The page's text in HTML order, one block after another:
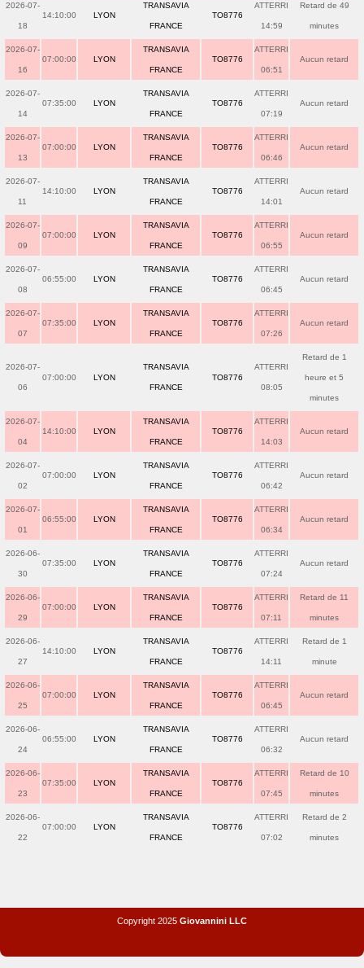
2026-07-
18
14:10:00 LYON
TRANSAVIA
FRANCE
TO8776
ATTERRI
14:59
Retard de 49
minutes
2026-07-
16
07:00:00 LYON
TRANSAVIA
FRANCE
TO8776
ATTERRI
06:51
Aucun retard
2026-07-
14
07:35:00 LYON
TRANSAVIA
FRANCE
TO8776
ATTERRI
07:19
Aucun retard
2026-07-
13
07:00:00 LYON
TRANSAVIA
FRANCE
TO8776
ATTERRI
06:46
Aucun retard
2026-07-
11
14:10:00 LYON
TRANSAVIA
FRANCE
TO8776
ATTERRI
14:01
Aucun retard
2026-07-
09
07:00:00 LYON
TRANSAVIA
FRANCE
TO8776
ATTERRI
06:55
Aucun retard
2026-07-
08
06:55:00 LYON
TRANSAVIA
FRANCE
TO8776
ATTERRI
06:45
Aucun retard
2026-07-
07
07:35:00 LYON
TRANSAVIA
FRANCE
TO8776
ATTERRI
07:26
Aucun retard
2026-07-
06
07:00:00 LYON
TRANSAVIA
FRANCE
TO8776
ATTERRI
08:05
Retard de 1
heure et 5
minutes
2026-07-
04
14:10:00 LYON
TRANSAVIA
FRANCE
TO8776
ATTERRI
14:03
Aucun retard
2026-07-
02
07:00:00 LYON
TRANSAVIA
FRANCE
TO8776
ATTERRI
06:42
Aucun retard
2026-07-
01
06:55:00 LYON
TRANSAVIA
FRANCE
TO8776
ATTERRI
06:34
Aucun retard
2026-06-
30
07:35:00 LYON
TRANSAVIA
FRANCE
TO8776
ATTERRI
07:24
Aucun retard
2026-06-
29
07:00:00 LYON
TRANSAVIA
FRANCE
TO8776
ATTERRI
07:11
Retard de 11
minutes
2026-06-
27
14:10:00 LYON
TRANSAVIA
FRANCE
TO8776
ATTERRI
14:11
Retard de 1
minute
2026-06-
25
07:00:00 LYON
TRANSAVIA
FRANCE
TO8776
ATTERRI
06:45
Aucun retard
2026-06-
24
06:55:00 LYON
TRANSAVIA
FRANCE
TO8776
ATTERRI
06:32
Aucun retard
2026-06-
23
07:35:00 LYON
TRANSAVIA
FRANCE
TO8776
ATTERRI
07:45
Retard de 10
minutes
2026-06-
22
07:00:00 LYON
TRANSAVIA
FRANCE
TO8776
ATTERRI
07:02
Retard de 2
minutes
Copyright 2025 Giovannini LLC